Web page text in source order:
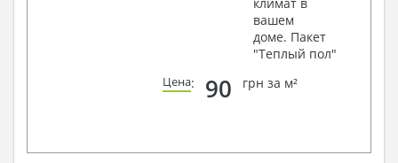
климат в
вашем
доме. Пакет
"Теплый пол"
Цена: 90 грн за м²